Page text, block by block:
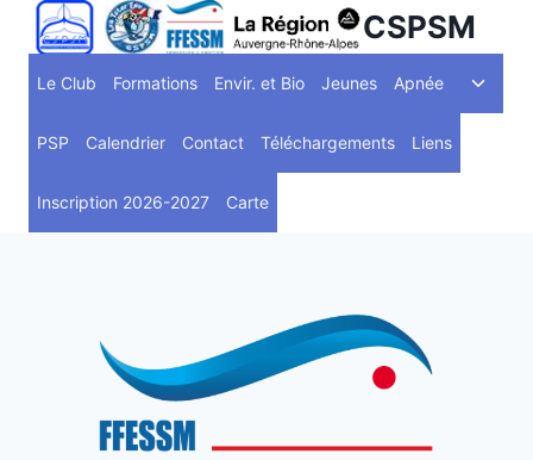
Aller
contenu
CSPSM
Le Club Formations Envir. et Bio Jeunes Apnée
PSP Calendrier Contact Téléchargements Liens
Inscription 2026-2027 Carte